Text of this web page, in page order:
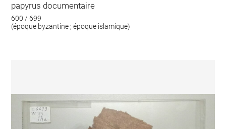
papyrus documentaire
600 / 699
(époque byzantine ; époque islamique)